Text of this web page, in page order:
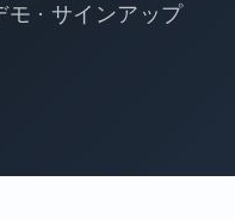
· サインアップ